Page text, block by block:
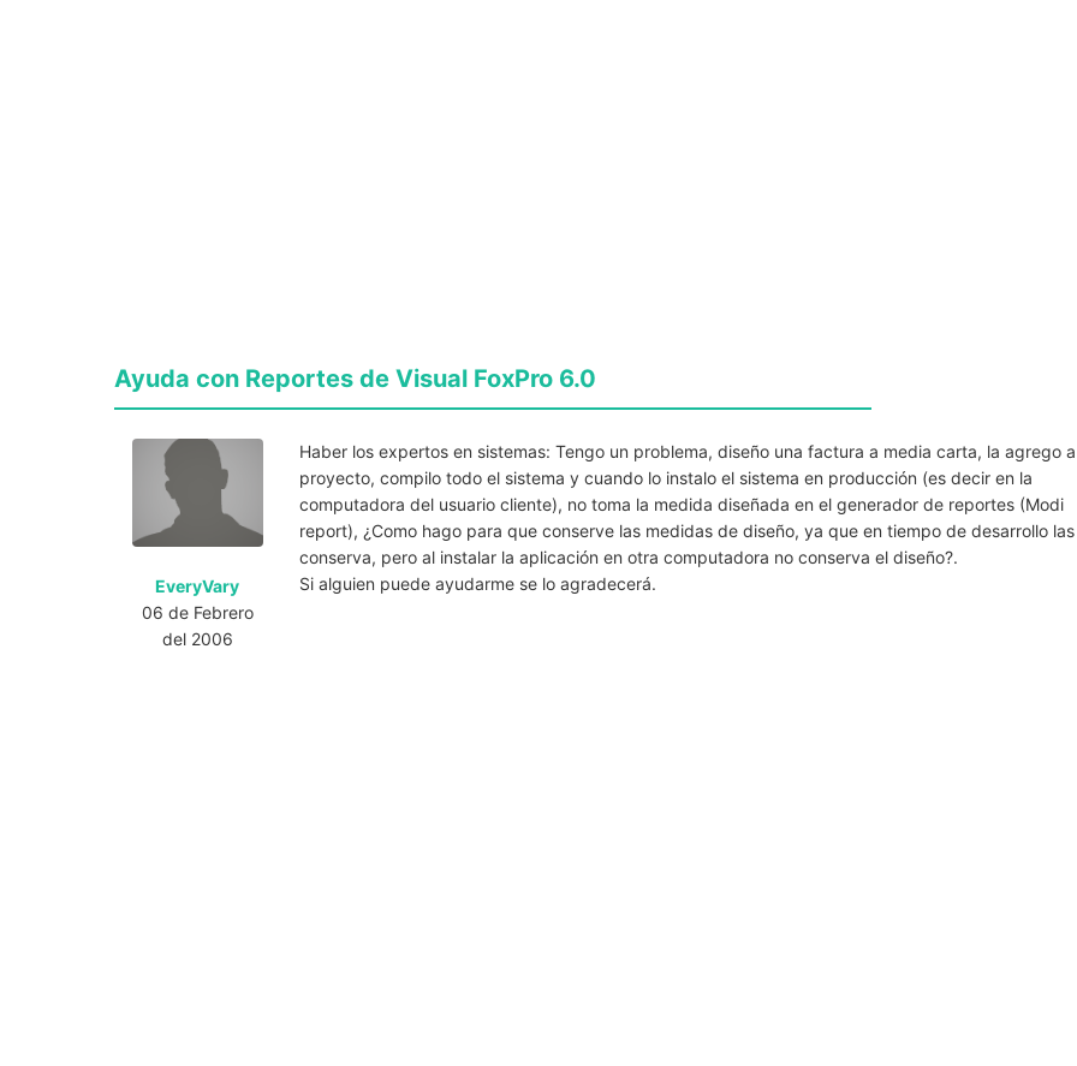
Ayuda con Reportes de Visual FoxPro 6.0
EveryVary
06 de Febrero
del 2006
Haber los expertos en sistemas: Tengo un problema, diseño una factura a media carta, la agrego
proyecto, compilo todo el sistema y cuando lo instalo el sistema en producción (es decir en la
computadora del usuario cliente), no toma la medida diseñada en el generador de reportes (Modi
report), ¿Como hago para que conserve las medidas de diseño, ya que en tiempo de desarrollo las
conserva, pero al instalar la aplicación en otra computadora no conserva el diseño?.
Si alguien puede ayudarme se lo agradecerá.